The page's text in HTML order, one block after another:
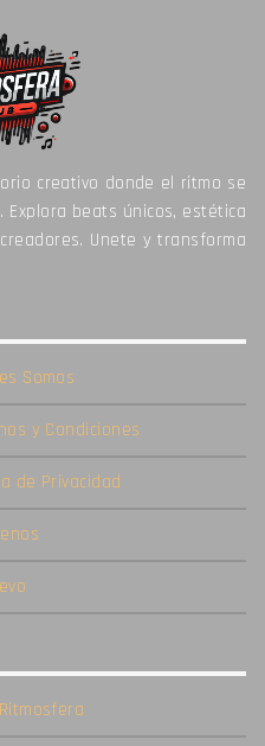
creativo donde el ritmo se
beats únicos, estética
Unete y transforma
Somos
y Condiciones
de Privacidad